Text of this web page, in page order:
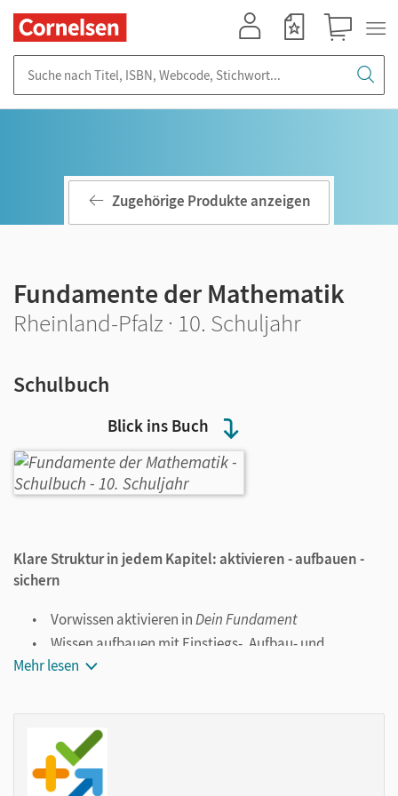
Blick ins Buch
Zugehörige Produkte anzeigen
Fundamente der Mathematik
Rheinland-Pfalz · 10. Schuljahr
Schulbuch
Klare Struktur in jedem Kapitel: aktivieren - aufbauen -
sichern
Vorwissen aktivieren inDein Fundament
Wissen aufbauen mit Einstiegs-, Aufbau- und
weiterführenden Aufgaben
Fundament
Verständliche Beispiele mit Lösungen
Die Schüler/-innen können Standardaufgaben Schritt für
Mehr lesen